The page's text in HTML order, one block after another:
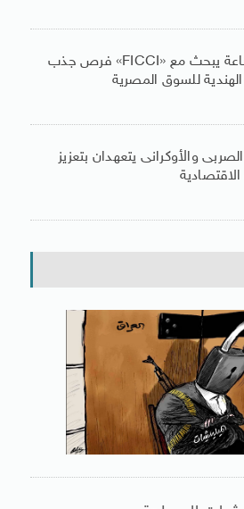
وزير الصناعة يبحث مع «FICCI» فرص جذب
للسوق المصرية
والأوكرانى يتعهدان بتعزيز